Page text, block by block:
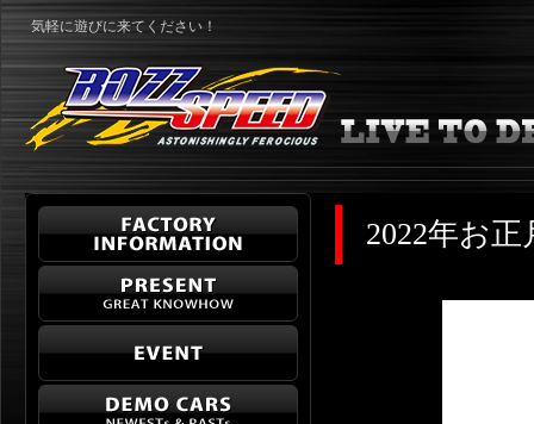
気軽に遊びに来てください！
2022年お正